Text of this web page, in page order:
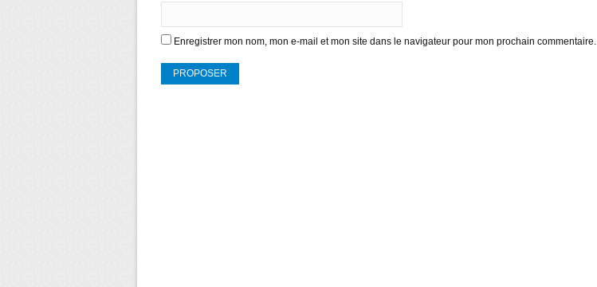
Enregistrer mon nom, mon e-mail et mon site dans le navigateur pour mon prochain commentaire.